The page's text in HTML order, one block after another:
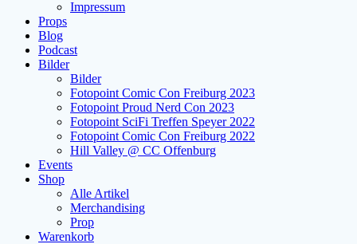
Impressum
Props
Blog
Podcast
Bilder
Bilder
Fotopoint Comic Con Freiburg 2023
Fotopoint Proud Nerd Con 2023
Fotopoint SciFi Treffen Speyer 2022
Fotopoint Comic Con Freiburg 2022
Hill Valley @ CC Offenburg
Events
Shop
Alle Artikel
Merchandising
Prop
Warenkorb